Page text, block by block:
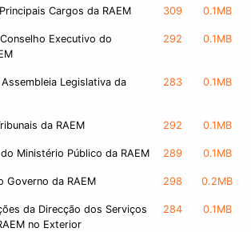
Cargos da RAEM 309 0.1MB
Executivo do
292 0.1MB
Legislativa da
283 0.1MB
da RAEM 292 0.1MB
Ministério Público da RAEM 289 0.1MB
Governo da RAEM 298 0.2MB
da Direcção dos Serviços
no Exterior
284 0.1MB